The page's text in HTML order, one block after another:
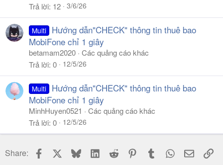
Trả lời 12 3/6/26
Multi
Hướng dẫn"CHECK" thông tin thuê bao
MobiFone chỉ 1 giây
betamam2020 Các quảng cáo khác
Trả lời 0 12/5/26
Multi
Hướng dẫn"CHECK" thông tin thuê bao
MobiFone chỉ 1 giây
MinhHuyen0521
Các quảng cáo khác
Trả lời 0 12/5/26
Share: Facebook BlueskyLinkedIn
Reddit PinterestTumblr WhatsApp
Email